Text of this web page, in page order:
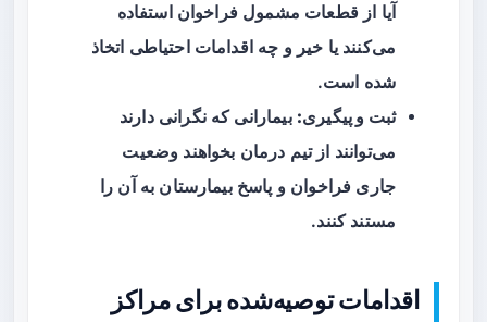
آیا از قطعات مشمول فراخوان استفاده
می‌کنند یا خیر و چه اقدامات احتیاطی اتخاذ
شده است.
ثبت و پیگیری: بیمارانی که نگرانی دارند
می‌توانند از تیم درمان بخواهند وضعیت
جاری فراخوان و پاسخ بیمارستان به آن را
مستند کنند.
اقدامات توصیه‌شده برای مراکز